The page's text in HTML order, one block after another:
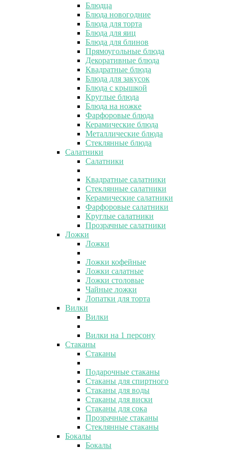
Блюдца
Блюда новогодние
Блюда для торта
Блюда для яиц
Блюда для блинов
Прямоугольные блюда
Декоративные блюда
Квадратные блюда
Блюда для закусок
Блюда с крышкой
Круглые блюда
Блюда на ножке
Фарфоровые блюда
Керамические блюда
Металлические блюда
Стеклянные блюда
Салатники
Салатники
Квадратные салатники
Стеклянные салатники
Керамические салатники
Фарфоровые салатники
Круглые салатники
Прозрачные салатники
Ложки
Ложки
Ложки кофейные
Ложки салатные
Ложки столовые
Чайные ложки
Лопатки для торта
Вилки
Вилки
Вилки на 1 персону
Стаканы
Стаканы
Подарочные стаканы
Стаканы для спиртного
Стаканы для воды
Стаканы для виски
Стаканы для сока
Прозрачные стаканы
Стеклянные стаканы
Бокалы
Бокалы